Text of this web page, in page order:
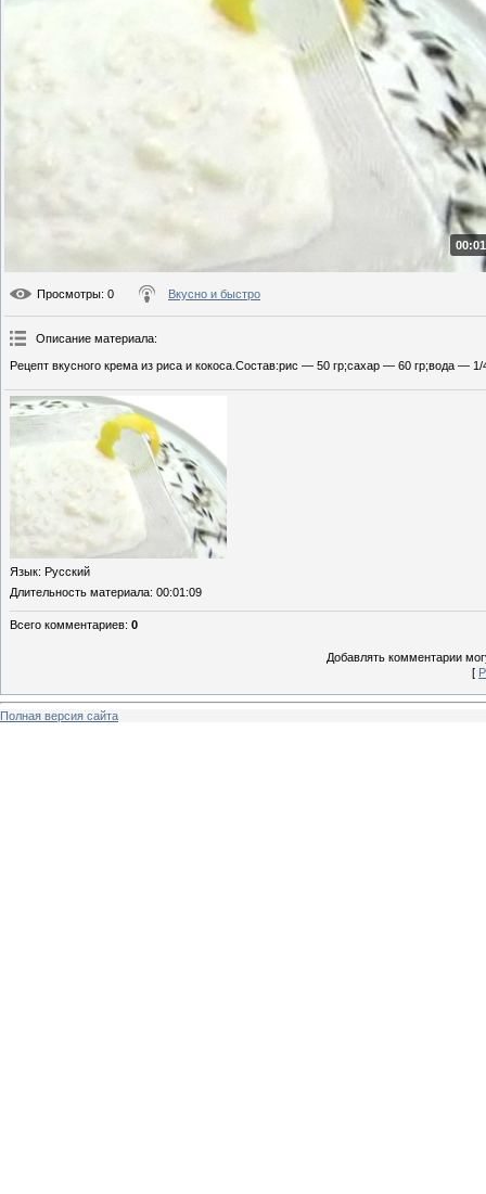
Просмотры: 0 Вкусно и быстро
Описание материала:
Рецепт вкусного крема из риса и кокоса.Состав:рис — 50 гр;сахар — 60 гр;вода —
Язык: Русский
Длительность материала: 00:01:09
Всего комментариев: 0
Добавлять комментарии
[
Полная версия сайта